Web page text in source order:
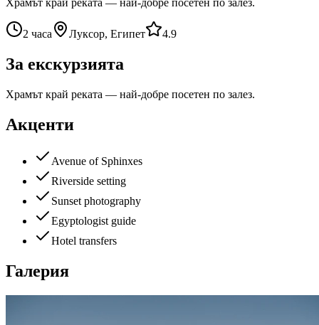
2 часа Луксор, Египет 4.9
За екскурзията
Храмът край реката — най-добре посетен по залез.
Акценти
Avenue of Sphinxes
Riverside setting
Sunset photography
Egyptologist guide
Hotel transfers
Галерия